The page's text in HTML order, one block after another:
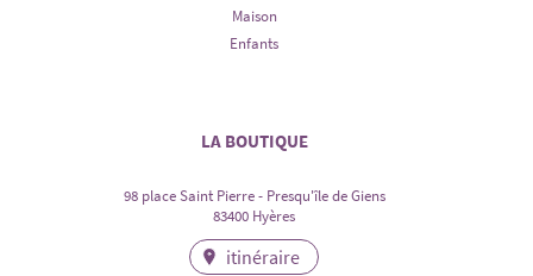
Maison
Enfants
LA BOUTIQUE
98 place Saint Pierre - Presqu'île de Giens
83400 Hyères
itinéraire